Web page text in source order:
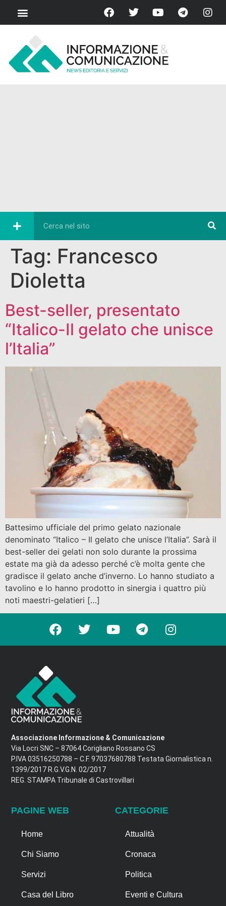
Tag: Francesco
Dioletta
Best-seller, presentato
“Italico-Il gelato che unisce
l’Italia”
Battesimo ufficiale del primo gelato nazionale
denominato “Italico – Il gelato che unisce l’Italia”. Sarà il
best-seller dei gelati non solo durante la prossima
estate ma già da adesso perché c’è molta gente che
gradisce il gelato anche d’inverno. Lo hanno studiato a
tavolino e lo hanno prodotto in sinergia i quattro più
noti maestri-gelatieri […]
Associazione Informazione & Comunicazione
Via Locri SNC – 87064 Corigliano Rossano CS
P.IVA 03516250788 – C.F. 97037680788 Testata Giornalistica n.
1399/2017 R.G.V.G.N. 02/2017
REG. STAMPA Tribunale di Castrovillari
PAGINE WEB
Home
Chi Siamo
Servizi
Casa del Libro
CATEGORIE
Attualità
Cronaca
Politica
Eventi e Cultura